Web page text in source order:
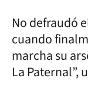
No defraudó
cuando
marcha su
La Paternal”,